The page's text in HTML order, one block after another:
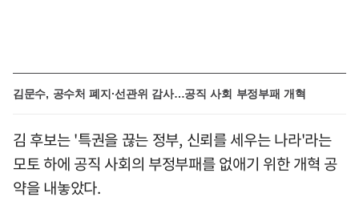
김문수, 공수처 폐지·선관위 감사…공직 사회 부정부패 개혁
김 후보는 '특권을 끊는 정부, 신뢰를 세우는 나라'라는
모토 하에 공직 사회의 부정부패를 없애기 위한 개혁 공
약을 내놓았다.